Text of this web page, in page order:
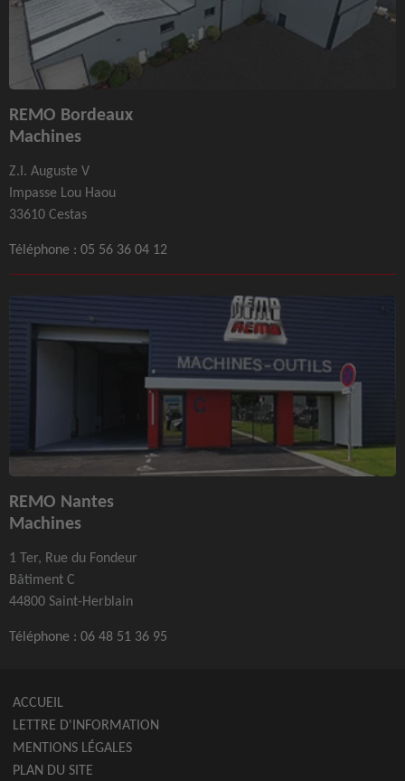
REMO Bordeaux
Machines
Z.I. Auguste V
Impasse Lou Haou
33610 Cestas
Téléphone : 05 56 36 04 12
REMO Nantes
Machines
1 Ter, Rue du Fondeur
Bâtiment C
44800 Saint-Herblain
Téléphone : 06 48 51 36 95
ACCUEIL
LETTRE D'INFORMATION
MENTIONS LÉGALES
PLAN DU SITE